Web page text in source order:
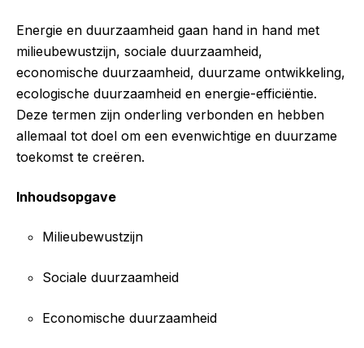
Energie en duurzaamheid gaan hand in hand met
milieubewustzijn, sociale duurzaamheid,
economische duurzaamheid, duurzame ontwikkeling,
ecologische duurzaamheid en energie-efficiëntie.
Deze termen zijn onderling verbonden en hebben
allemaal tot doel om een evenwichtige en duurzame
toekomst te creëren.
Inhoudsopgave
Milieubewustzijn
Sociale duurzaamheid
Economische duurzaamheid